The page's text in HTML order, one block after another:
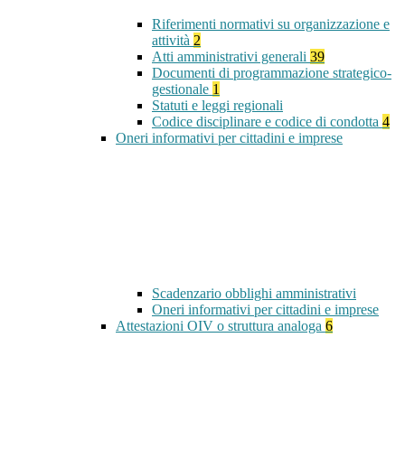
Riferimenti normativi su organizzazione e
attività 2
Atti amministrativi generali 39
Documenti di programmazione strategico-
gestionale 1
Statuti e leggi regionali
Codice disciplinare e codice di condotta 4
Oneri informativi per cittadini e imprese
Scadenzario obblighi amministrativi
Oneri informativi per cittadini e imprese
Attestazioni OIV o struttura analoga 6